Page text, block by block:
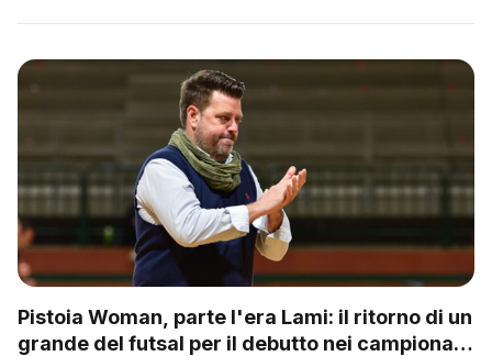
Pistoia Woman, parte l'era Lami: il ritorno di un
grande del futsal per il debutto nei campionati